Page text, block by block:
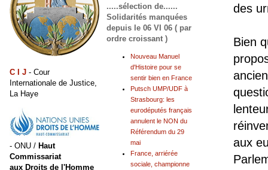
des
Bien
aux
.....sélection de......
Solidarités manquées
depuis le 06 VI 06 ( par
ordre croissant )
Nouveau Manuel
d'Histoire pour se
sentir bien en France
Putsch UMP/UDF à
Strasbourg: les
eurodéputés français
annulent le NON du
Référendum du 29
mai
France, arriérée
sociale, championne
C I J - Cour
Internationale de Justice,
La Haye
- ONU / Haut
Commissariat
aux Droits de l'Homme